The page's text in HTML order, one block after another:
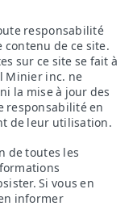
responsabilité
de ce site.
sur ce site se fait à
Minier inc. ne
la mise à jour des
responsabilité en
de leur utilisation.
de toutes les
Si vous en
informer